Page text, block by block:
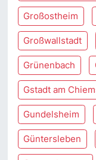
Großostheim
Großwallstadt
Grünenbach
Gstadt am
Gundelsheim
Güntersleben